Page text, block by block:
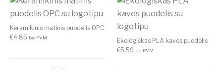
Keramikinis matinis puodelis OPC
€4.85 be PVM
Ekologiškas PLA kavos puodelis
€5.59 be PVM